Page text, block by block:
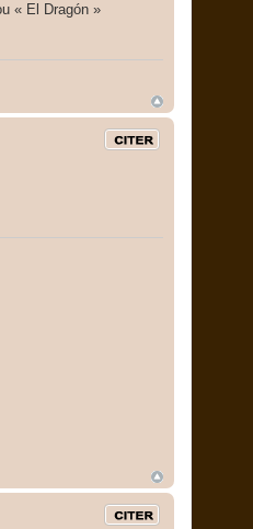
« El Dragón »
Citation
Citation